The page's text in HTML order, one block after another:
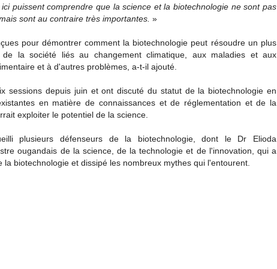
puissent comprendre que la science et la biotechnologie ne sont pas
sont au contraire très importantes. »
pour démontrer comment la biotechnologie peut résoudre un plus
la société liés au changement climatique, aux maladies et aux
et à d'autres problèmes, a-t-il ajouté.
sessions depuis juin et ont discuté du statut de la biotechnologie en
en matière de connaissances et de réglementation et de la
exploiter le potentiel de la science.
plusieurs défenseurs de la biotechnologie, dont le Dr Elioda
ougandais de la science, de la technologie et de l'innovation, qui a
la biotechnologie et dissipé les nombreux mythes qui l'entourent.